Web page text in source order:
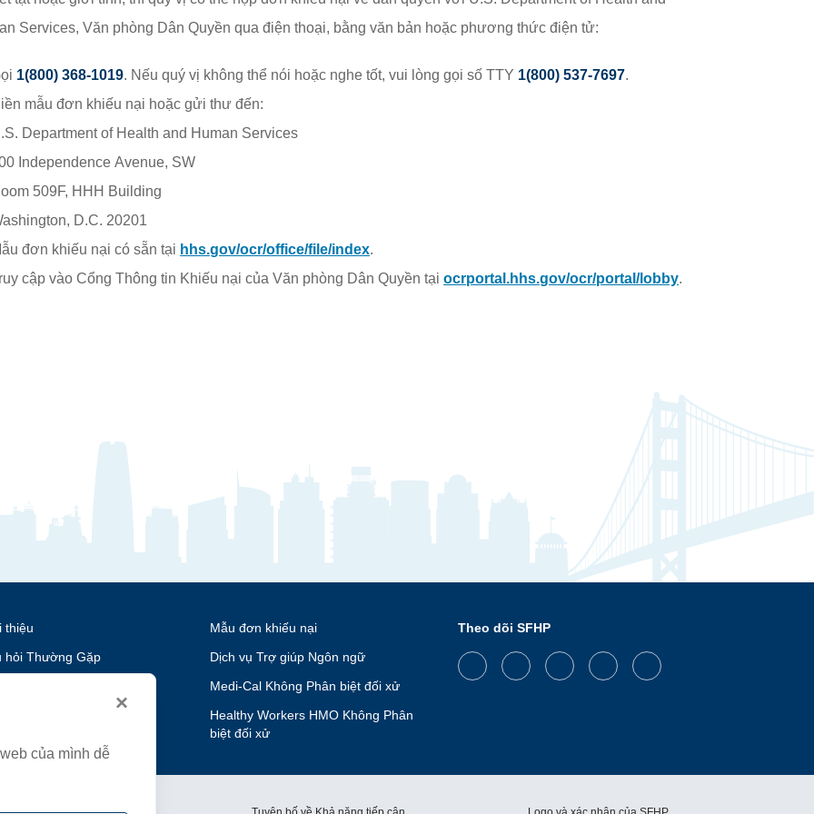
Services, Văn phòng Dân Quyền qua điện thoại, bằng văn bản hoặc phương thức điện tử:
1(800) 368-1019. Nếu quý vị không thể nói hoặc nghe tốt, vui lòng gọi số TTY 1(800) 537-7697.
mẫu đơn khiếu nại hoặc gửi thư đến:
Department of Health and Human Services
Independence Avenue, SW
509F, HHH Building
D.C. 20201
đơn khiếu nại có sẵn tại hhs.gov/ocr/office/file/index.
cập vào Cổng Thông tin Khiếu nại của Văn phòng Dân Quyền tạiocrportal.hhs.gov/ocr/portal/lobby.
thiệu
hỏi Thường Gặp
Mẫu đơn khiếu nại
Dịch vụ Trợ giúp Ngôn ngữ
Medi-Cal Không Phân biệt đối xử
Healthy Workers HMO Không Phân
biệt đối xử
Theo dõi SFHP
FacebookThreadsInstagramLinkedInYouTube
×
của mình dễ